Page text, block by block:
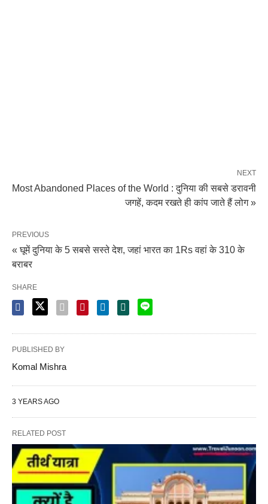
NEXT
Most Abandoned Places of the World : दुनिया की सबसे डरावनी
जगहें, कदम रखते ही कांप जाते हैं लोग »
PREVIOUS
« घूमें दुनिया के 5 सबसे सस्ते देश, जहां भारत का 1Rs वहां के 310 के
बराबर
SHARE
PUBLISHED BY
Komal Mishra
3 YEARS AGO
RELATED POST